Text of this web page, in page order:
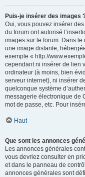
Puis-je insérer des images
Oui, vous pouvez insérer
du forum ont autorisé
images sur le forum. Dans
une image distante,
exemple « http://
cependant ni insérer de lien
ordinateur (à moins, bien
serveur internet), ni insérer
quelconque système
messagerie électronique de
mot de passe, etc. Pour
Haut
Que sont les annonces
Les annonces générales
vous devriez consulter en
et dans le panneau de
annonces générales sont